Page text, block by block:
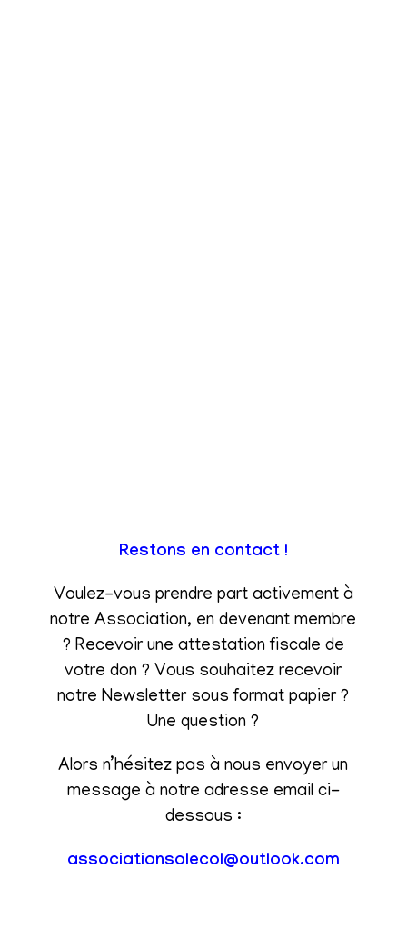
Restons en contact !
Voulez-vous prendre part activement à
notre Association, en devenant membre
? Recevoir une attestation fiscale de
votre don ? Vous souhaitez recevoir
notre Newsletter sous format papier ?
Une question ?
Alors n’hésitez pas à nous envoyer un
message à notre adresse email ci-
dessous :
associationsolecol@outlook.com